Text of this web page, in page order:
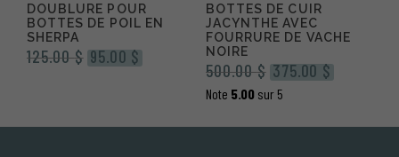
DOUBLURE POUR
BOTTES DE POIL EN
SHERPA
125.00$ Le
95.00$Le
BOTTES DE CUIR
JACYNTHE AVEC
FOURRURE DE VACHE
NOIRE
500.00$ Le
prix
était :
375.00$Le
est :
Note 5.00sur 5